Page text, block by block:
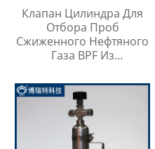
Клапан Цилиндра Для
Отбора Проб
Сжиженного Нефтяного
Газа BPF Из